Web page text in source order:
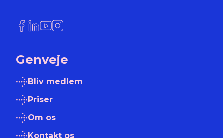
Link til Facebook
Link til LinkedIn
Link til YouTube
Link til Instagram
Genveje
Bliv medlem
Priser
Om os
Kontakt os